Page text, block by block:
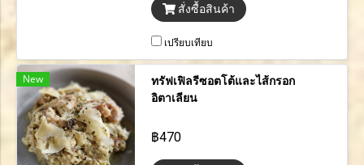
สั่งซื้อสินค้า
เปรียบเทียบ
New
ทรัฟเฟิลรีซอตโต้และไส้กรอก
อิตาเลียน
฿470